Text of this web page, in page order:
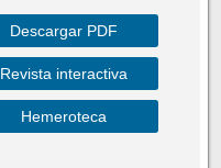
Descargar PDF
Revista interactiva
Hemeroteca